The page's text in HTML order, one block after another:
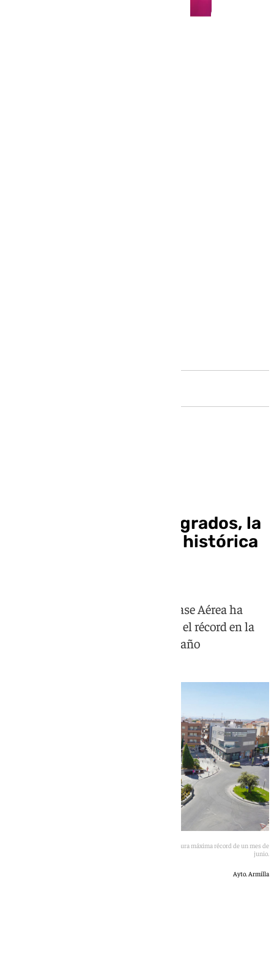
Armilla registra 40,7 grados, la
máxima temperatura histórica
La estación meteorológica de la Base Aérea ha
alcanzado este pasado 23 de junio el récord en la
serie histórica en el sexto mes del año
El municipio granadino de Armilla ha registrado la temperatura máxima récord de un mes de
junio.
Ayto. Armilla